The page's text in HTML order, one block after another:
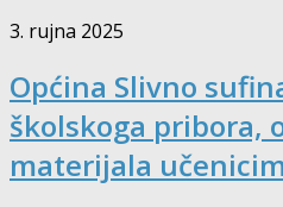
3. rujna 2025
Općina Slivno
školskoga pribora,
materijala